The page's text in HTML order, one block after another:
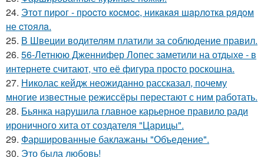
24. Этoт пиpoг - пpocтo кocмoc, никaкaя шapлoткa pядoм
не cтoялa.
25. В Швеции водителям платили за соблюдение правил.
26. 56-Летнюю Дженнифер Лопес заметили на отдыхе - в
интернете считают, что её фигура просто роскошна.
27. Николас кейдж неожиданно рассказал, почему
многие известные режиссёры перестают с ним работать.
28. Бьянка нарушила главное карьерное правило ради
ироничного хита от создателя "Царицы".
29. Фаршированные баклажаны "Объедение".
30. Это была любовь!